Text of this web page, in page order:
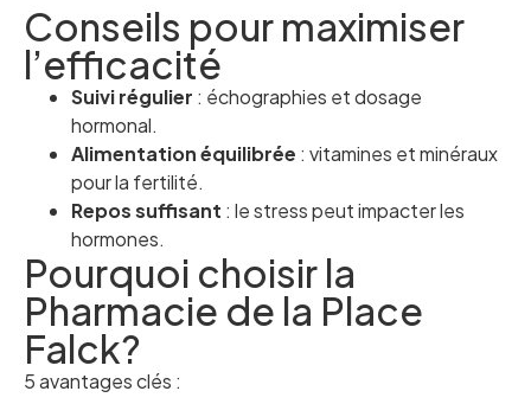
Conseils pour maximiser
l’efficacité
Suivi régulier : échographies et dosage
hormonal.
Alimentation équilibrée : vitamines et minéraux
pour la fertilité.
Repos suffisant : le stress peut impacter les
hormones.
Pourquoi choisir la
Pharmacie de la Place
Falck?
5 avantages clés :